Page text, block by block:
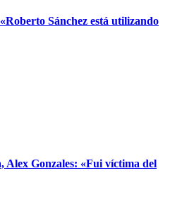
Sánchez está utilizando
Alex Gonzales: «Fui víctima del